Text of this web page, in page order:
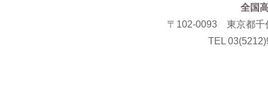
全国
〒102-0093 東京都千
TEL